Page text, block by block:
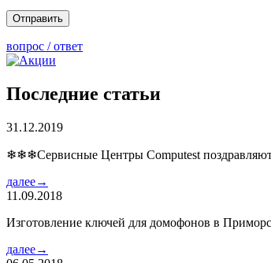
вопрос / ответ
Последние статьи
31.12.2019
❄❄❄Сервисные Центры Computest
далее→
11.09.2018
Изготовление ключей для домофонов в
далее→